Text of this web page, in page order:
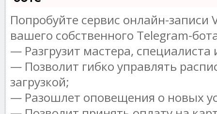
Попробуйте сервис онлайн-записи
вашего собственного Telegram-
— Разгрузит мастера,
— Позволит гибко управлять
загрузкой;
— Разошлет оповещения о новых